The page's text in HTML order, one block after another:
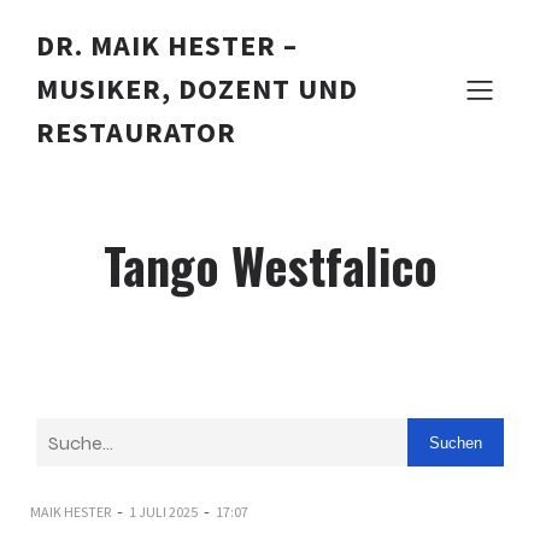
DR. MAIK HESTER –
MUSIKER, DOZENT UND
RESTAURATOR
Tango Westfalico
Suchen
MAIK HESTER - 1 JULI 2025 - 17:07